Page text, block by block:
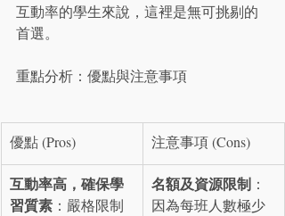
互動率的學生來說，這裡是無可挑剔的
首選。
重點分析：優點與注意事項
優點 (Pros) 注意事項 (Cons)
互動率高，確保學
習質素 ：嚴格限制
名額及資源限制 ：
因為每班人數極少